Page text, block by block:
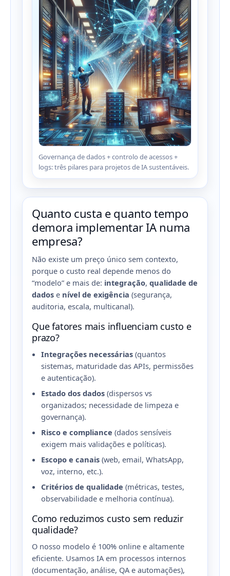
Governança de dados + controlo de acessos +
logs: três pilares para projetos de IA sustentáveis.
Quanto custa e quanto tempo
demora implementar IA numa
empresa?
Não existe um preço único sem contexto,
porque o custo real depende menos do
“modelo” e mais de: integração, qualidade de
dados e nível de exigência (segurança,
auditoria, escala, multicanal).
Que fatores mais influenciam custo e
prazo?
Integrações necessárias (quantos
sistemas, maturidade das APIs, permissões
e autenticação).
Estado dos dados (dispersos vs
organizados; necessidade de limpeza e
governança).
Risco e compliance (dados sensíveis
exigem mais validações e políticas).
Escopo e canais (web, email, WhatsApp,
voz, interno, etc.).
Critérios de qualidade (métricas, testes,
observabilidade e melhoria contínua).
Como reduzimos custo sem reduzir
qualidade?
O nosso modelo é 100% online e altamente
eficiente. Usamos IA em processos internos
(documentação, análise, QA e automações),